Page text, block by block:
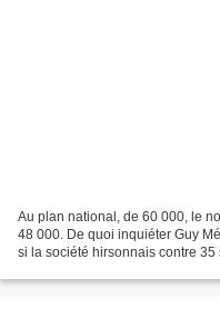
Au plan national, de 60 000, le
48 000. De quoi inquiéter Guy
si la société hirsonnais contre